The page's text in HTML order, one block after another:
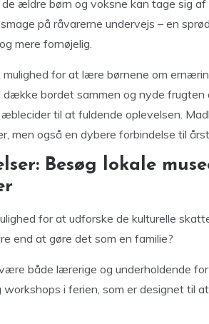
de ældre børn og voksne kan tage sig
på råvarerne undervejs – en
mere fornøjelig.
for at lære børnene om
bordet sammen og nyde frugten
til at fuldende oplevelsen.
men også en dybere forbindelse til
Besøg lokale
for at udforske de kulturelle
end at gøre det som en familie?
både lærerige og underholdende
i ferien, som er designet til